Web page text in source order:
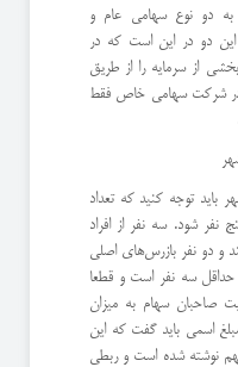
دو نوع سهامی عام و
دو در این است که در
از سرمایه را از طریق
در شرکت سهامی خاص فقط
توجه کنید که تعداد
نفر شود. سه نفر از افراد
و دو نفر بازرس‌های اصلی
حداقل سه نفر است و قطعا
صاحبان سهام به میزان
اسمی باید گفت که این
نوشته شده است و ربطی